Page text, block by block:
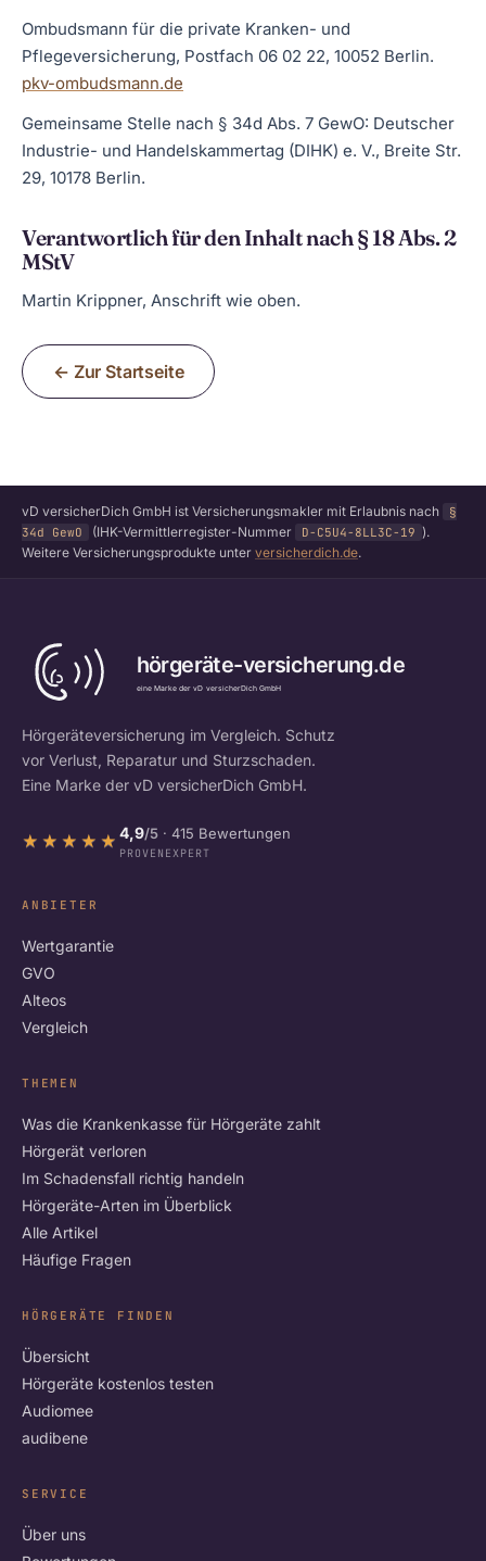
Ombudsmann für die private Kranken- und
Pflegeversicherung, Postfach 06 02 22, 10052 Berlin.
pkv-ombudsmann.de
Gemeinsame Stelle nach § 34d Abs. 7 GewO: Deutscher
Industrie- und Handelskammertag (DIHK) e. V., Breite Str.
29, 10178 Berlin.
Verantwortlich für den Inhalt nach § 18 Abs. 2
MStV
Martin Krippner, Anschrift wie oben.
← Zur Startseite
vD versicherDich GmbH ist Versicherungsmakler mit Erlaubnis nach
§
34d GewO
(IHK-Vermittlerregister-Nummer D-C5U4-8LL3C-19 ).
Weitere Versicherungsprodukte unter versicherdich.de.
Hörgeräteversicherung im Vergleich. Schutz
vor Verlust, Reparatur und Sturzschaden.
Eine Marke der vD versicherDich GmbH.
★★★★★
★★★★★ 4,9/5 · 415 Bewertungen
PROVENEXPERT
ANBIETER
Wertgarantie
GVO
Alteos
Vergleich
THEMEN
Was die Krankenkasse für Hörgeräte zahlt
Hörgerät verloren
Im Schadensfall richtig handeln
Hörgeräte-Arten im Überblick
Alle Artikel
Häufige Fragen
HÖRGERÄTE FINDEN
Übersicht
Hörgeräte kostenlos testen
Audiomee
audibene
SERVICE
Über uns